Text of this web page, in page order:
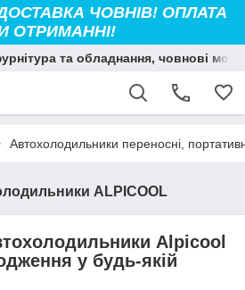
ЧОВНІВ! ОПЛАТА
ОТРИМАННІ!
та обладнання, човнові
Автохолодильники переносні,
ALPICOOL
Alpicool
у будь-якій